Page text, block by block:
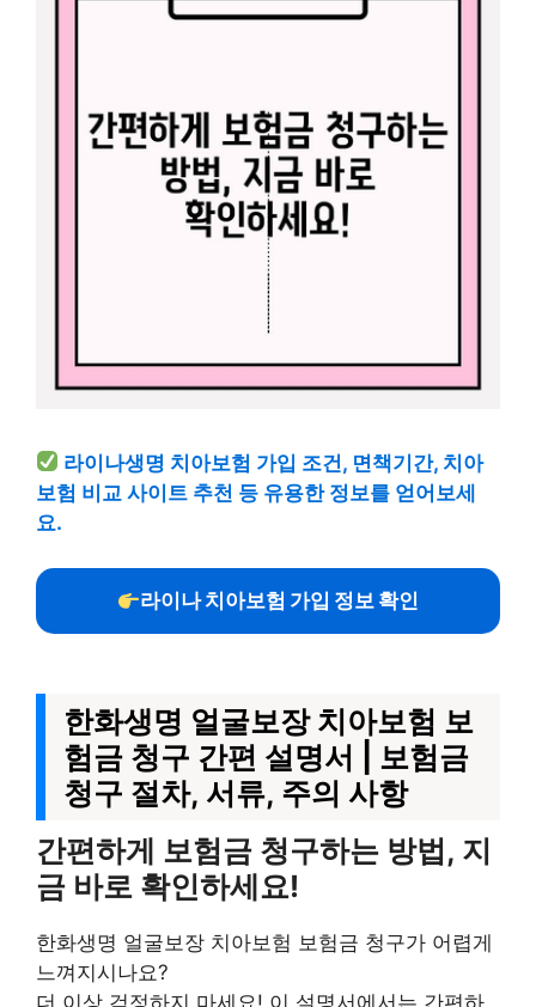
라이나생명 치아보험 가입 조건, 면책기간, 치아
보험 비교 사이트 추천 등 유용한 정보를 얻어보세
요.
라이나 치아보험 가입 정보 확인
한화생명 얼굴보장 치아보험 보
험금 청구 간편 설명서 | 보험금
청구 절차, 서류, 주의 사항
간편하게 보험금 청구하는 방법, 지
금 바로 확인하세요!
한화생명 얼굴보장 치아보험 보험금 청구가 어렵게
느껴지시나요?
더 이상 걱정하지 마세요! 이 설명서에서는 간편하